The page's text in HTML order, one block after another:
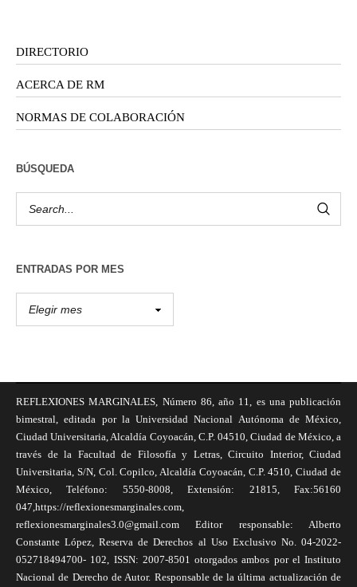
DIRECTORIO
ACERCA DE RM
NORMAS DE COLABORACIÓN
BÚSQUEDA
ENTRADAS POR MES
REFLEXIONES MARGINALES, Número 86, año 11, es una publicación
bimestral, editada por la Universidad Nacional Autónoma de México,
Ciudad Universitaria, Alcaldía Coyoacán, C.P. 04510, Ciudad de México, a
través de la Facultad de Filosofía y Letras, Circuito Interior, Ciudad
Universitaria, S/N, Col. Copilco, Alcaldía Coyoacán, C.P. 4510, Ciudad de
México, Teléfono: 5550-8008, Extensión: 21815, Fax:56160
047,https://reflexionesmarginales.com,
reflexionesmarginales3.0@gmail.com Editor responsable: Alberto
Constante López, Reserva de Derechos al Uso Exclusivo No. 04-2022-
052718494700- 102, ISSN: 2007-8501 otorgados ambos por el Instituto
Nacional de Derecho de Autor. Responsable de la última actualización de